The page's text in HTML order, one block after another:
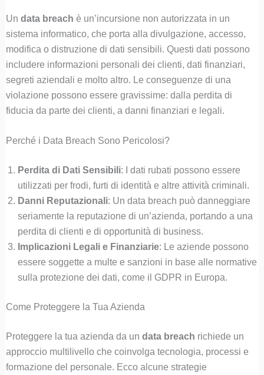
Un data breach è un’incursione non autorizzata in un
sistema informatico, che porta alla divulgazione, accesso,
modifica o distruzione di dati sensibili. Questi dati possono
includere informazioni personali dei clienti, dati finanziari,
segreti aziendali e molto altro. Le conseguenze di una
violazione possono essere gravissime: dalla perdita di
fiducia da parte dei clienti, a danni finanziari e legali.
Perché i Data Breach Sono Pericolosi?
Perdita di Dati Sensibili: I dati rubati possono essere
utilizzati per frodi, furti di identità e altre attività criminali.
Danni Reputazionali: Un data breach può danneggiare
seriamente la reputazione di un’azienda, portando a una
perdita di clienti e di opportunità di business.
Implicazioni Legali e Finanziarie: Le aziende possono
essere soggette a multe e sanzioni in base alle normative
sulla protezione dei dati, come il GDPR in Europa.
Come Proteggere la Tua Azienda
Proteggere la tua azienda da un data breach richiede un
approccio multilivello che coinvolga tecnologia, processi e
formazione del personale. Ecco alcune strategie